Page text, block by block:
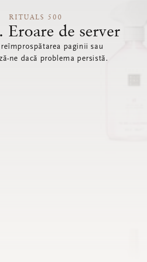
RITUALS 500
de server
reîmprospătarea paginii sau
ne dacă problema persistă.